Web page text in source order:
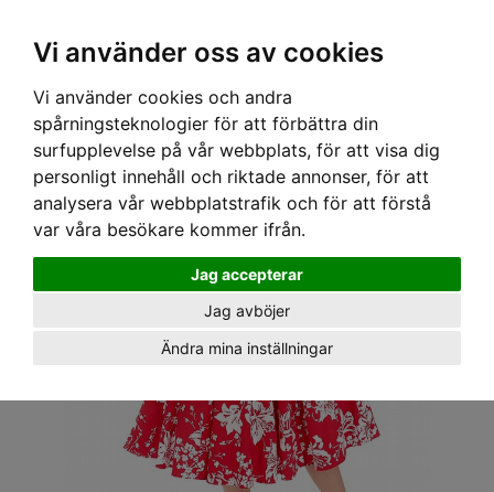
Vi använder oss av cookies
Vi använder cookies och andra
spårningsteknologier för att förbättra din
surfupplevelse på vår webbplats, för att visa dig
personligt innehåll och riktade annonser, för att
analysera vår webbplatstrafik och för att förstå
var våra besökare kommer ifrån.
Jag accepterar
Jag avböjer
Ändra mina inställningar
Hem› DAM›KLÄNNINGAR› H&R LONDON KLÄNNING - DORA SWING